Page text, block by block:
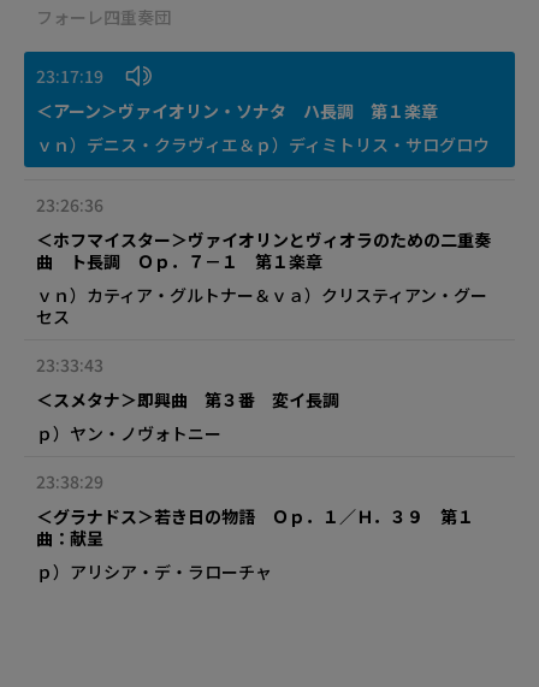
フォーレ四重奏団
23:17:19
＜アーン＞ヴァイオリン・ソナタ ハ長調 第１楽章
ｖｎ）デニス・クラヴィエ＆ｐ）ディミトリス・サログロウ
23:26:36
＜ホフマイスター＞ヴァイオリンとヴィオラのための二重奏
曲 ト長調 Ｏｐ．７－１ 第１楽章
ｖｎ）カティア・グルトナー＆ｖａ）クリスティアン・グー
セス
23:33:43
＜スメタナ＞即興曲 第３番 変イ長調
ｐ）ヤン・ノヴォトニー
23:38:29
＜グラナドス＞若き日の物語 Ｏｐ．１／Ｈ．３９ 第１
曲：献呈
ｐ）アリシア・デ・ラローチャ